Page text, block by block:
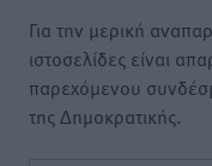
Για την μερική
ιστοσελίδες είναι
παρεχόμενου
της Δημοκρατικής.